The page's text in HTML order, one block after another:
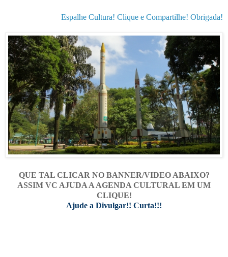
Espalhe Cultura! Clique e Compartilhe! Obrigada!
QUE TAL CLICAR NO BANNER/VIDEO ABAIXO?
ASSIM VC AJUDA A AGENDA CULTURAL EM UM
CLIQUE!
Ajude a Divulgar!! Curta!!!